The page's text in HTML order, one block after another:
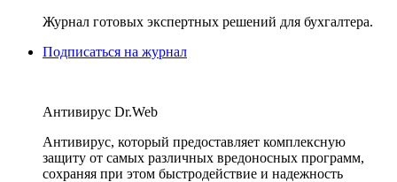
Журнал готовых экспертных решений для бухгалтера.
Подписаться на журнал
Антивирус Dr.Web
Антивирус, который предоставляет комплексную
защиту от самых различных вредоносных программ,
сохраняя при этом быстродействие и надежность